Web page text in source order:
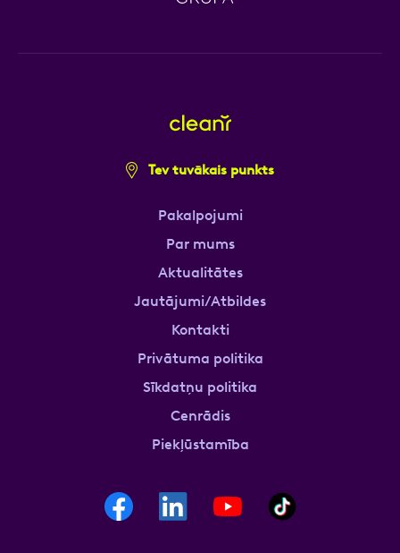
Tev tuvākais punkts
Pakalpojumi
Par mums
Aktualitātes
Jautājumi/Atbildes
Kontakti
Privātuma politika
Sīkdatņu politika
Cenrādis
Piekļūstamība